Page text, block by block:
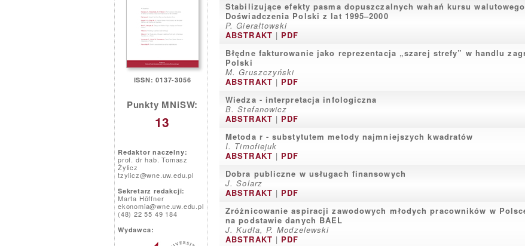
ISSN: 0137-3056
Punkty MNiSW:
13
Redaktor naczelny:
prof. dr hab. Tomasz
Żylicz
tzylicz@wne.uw.edu.pl
Sekretarz redakcji:
Marta Höffner
ekonomia@wne.uw.edu.pl
(48) 22 55 49 184
Wydawca:
Stabilizujące efekty pasma dopuszczalnych wahań kursu
Doświadczenia Polski z lat 1995–2000
P. Gierałtowski
ABSTRAKT | PDF
Błędne fakturowanie jako reprezentacja „szarej strefy” w handlu
Polski
M. Gruszczyński
ABSTRAKT | PDF
Wiedza - interpretacja infologiczna
B. Stefanowicz
ABSTRAKT | PDF
Metoda r - substytutem metody najmniejszych kwadratów
I. Timofiejuk
ABSTRAKT | PDF
Dobra publiczne w usługach finansowych
J. Solarz
ABSTRAKT | PDF
Zróżnicowanie aspiracji zawodowych młodych pracowników w
na podstawie danych BAEL
J. Kudła, P. Modzelewski
ABSTRAKT | PDF